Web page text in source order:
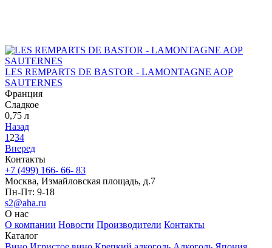
LES REMPARTS DE BASTOR - LAMONTAGNE AOP
SAUTERNES
Франция
Сладкое
0,75 л
Назад
1 234
Вперед
Контакты
+7 (499) 166- 66- 83
Москва, Измайловская площадь, д.7
Пн-Пт: 9-18
s2@aha.ru
О нас
О компании Новости Производители Контакты
Каталог